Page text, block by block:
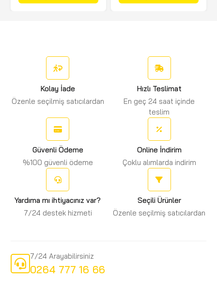
Kolay İade
Özenle seçilmiş satıcılardan
Hızlı Teslimat
En geç 24 saat içinde
teslim
Güvenli Ödeme
%100 güvenli ödeme
Online İndirim
Çoklu alımlarda indirim
Yardıma mı ihtiyacınız var?
7/24 destek hizmeti
Seçili Ürünler
Özenle seçilmiş satıcılardan
7/24 Arayabilirsiniz
0264 777 16 66